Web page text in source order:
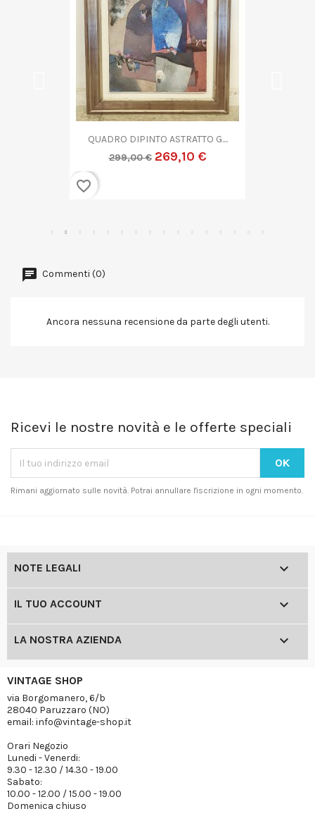
QUADRO DIPINTO ASTRATTO G....
299,00 € 269,10 €
favorite_border
Commenti (0)
Ancora nessuna recensione da parte degli utenti.
Ricevi le nostre novità e le offerte speciali
Rimani aggiornato sulle novità. Potrai annullare l'iscrizione in ogni momento.
NOTE LEGALI 
IL TUO ACCOUNT 
LA NOSTRA AZIENDA 
VINTAGE SHOP
via Borgomanero, 6/b
28040 Paruzzaro (NO)
email: info@vintage-shop.it
Orari Negozio
Lunedi - Venerdi:
9.30 - 12.30 / 14.30 - 19.00
Sabato:
10.00 - 12.00 / 15.00 - 19.00
Domenica chiuso